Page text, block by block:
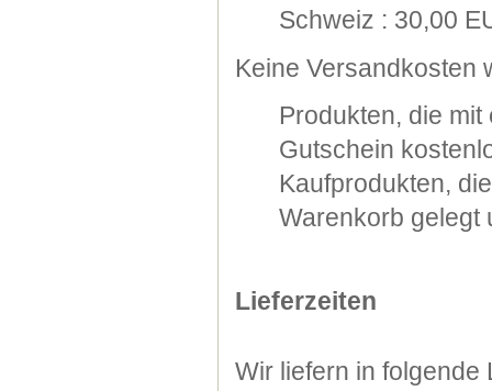
Schweiz : 30,00
Keine Versandkosten
Produkten, die
Gutschein
Kaufprodukten,
Warenkorb gelegt
Lieferzeiten
Wir liefern in folgende